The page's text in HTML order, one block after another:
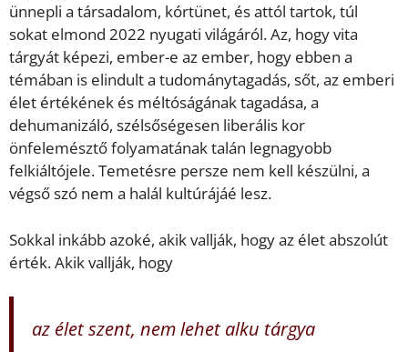
ünnepli a társadalom, kórtünet, és attól tartok, túl
sokat elmond 2022 nyugati világáról. Az, hogy vita
tárgyát képezi, ember-e az ember, hogy ebben a
témában is elindult a tudománytagadás, sőt, az emberi
élet értékének és méltóságának tagadása, a
dehumanizáló, szélsőségesen liberális kor
önfelemésztő folyamatának talán legnagyobb
felkiáltójele. Temetésre persze nem kell készülni, a
végső szó nem a halál kultúrájáé lesz.
Sokkal inkább azoké, akik vallják, hogy az élet abszolút
érték. Akik vallják, hogy
az élet szent, nem lehet alku tárgya